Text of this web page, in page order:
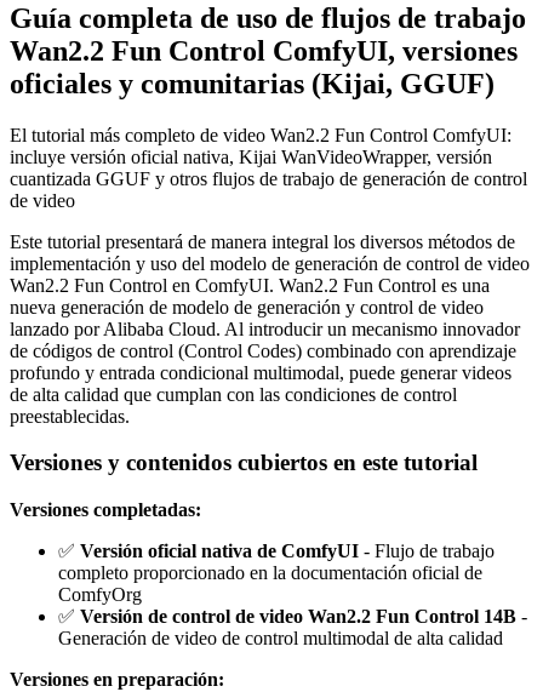
Guía completa de uso de flujos de trabajo
Wan2.2 Fun Control ComfyUI, versiones
oficiales y comunitarias (Kijai, GGUF)
El tutorial más completo de video Wan2.2 Fun Control ComfyUI:
incluye versión oficial nativa, Kijai WanVideoWrapper, versión
cuantizada GGUF y otros flujos de trabajo de generación de control
de video
Este tutorial presentará de manera integral los diversos métodos de
implementación y uso del modelo de generación de control de video
Wan2.2 Fun Control en ComfyUI. Wan2.2 Fun Control es una
nueva generación de modelo de generación y control de video
lanzado por Alibaba Cloud. Al introducir un mecanismo innovador
de códigos de control (Control Codes) combinado con aprendizaje
profundo y entrada condicional multimodal, puede generar videos
de alta calidad que cumplan con las condiciones de control
preestablecidas.
Versiones y contenidos cubiertos en este tutorial
Versiones completadas:
✅ Versión oficial nativa de ComfyUI - Flujo de trabajo
completo proporcionado en la documentación oficial de
ComfyOrg
✅ Versión de control de video Wan2.2 Fun Control 14B -
Generación de video de control multimodal de alta calidad
Versiones en preparación: